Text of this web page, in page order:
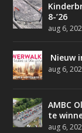
8-’26
aug 6,
Nieuw
aug 6,
AMBC
te
aug 6,